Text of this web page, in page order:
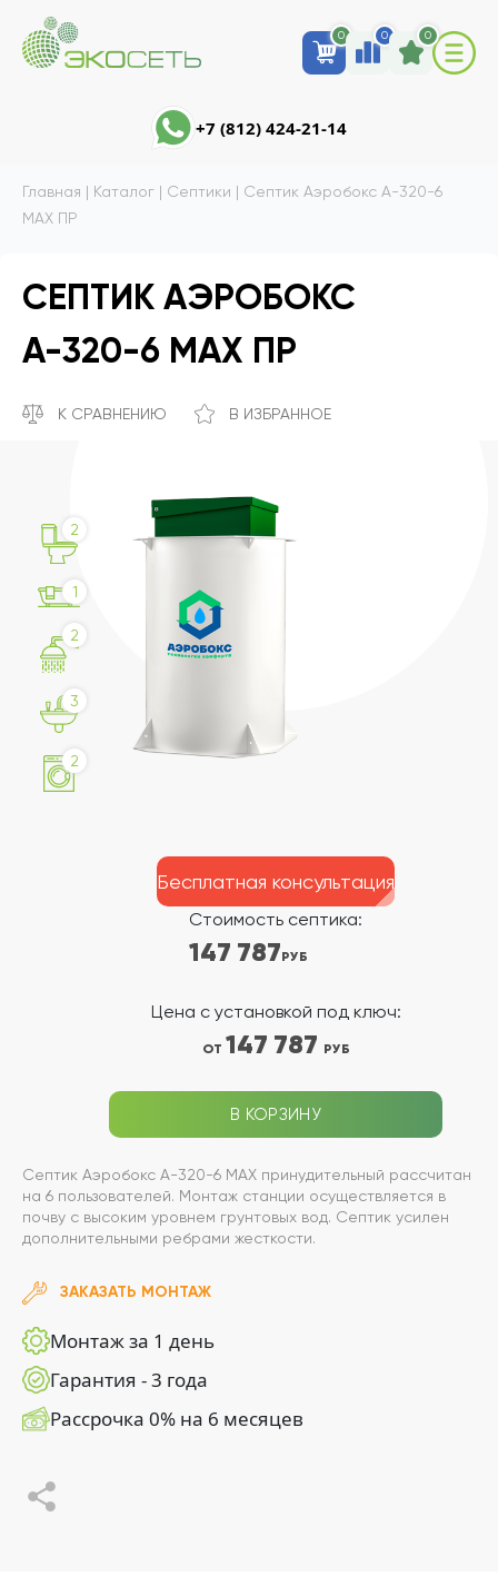
0 0 0
+7 (812) 424-21-14
Главная | Каталог | Септики | Септик Аэробокс А-320-6
MAX ПР
СЕПТИК АЭРОБОКС
А-320-6 MAX ПР
К СРАВНЕНИЮ В ИЗБРАННОЕ
2
1
2
3
2
Стоимость септика:
147 787РУБ
Цена с установкой под ключ:
ОТ 147 787 РУБ
В КОРЗИНУ
Бесплатная консультация
Септик Аэробокс А-320-6 MAX принудительный рассчитан
на 6 пользователей. Монтаж станции осуществляется в
почву с высоким уровнем грунтовых вод. Септик усилен
дополнительными ребрами жесткости.
ЗАКАЗАТЬ МОНТАЖ
Монтаж за 1 день
Гарантия - 3 года
Рассрочка 0% на 6 месяцев